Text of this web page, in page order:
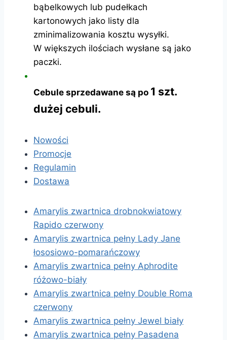
bąbelkowych lub pudełkach
kartonowych jako listy dla
zminimalizowania kosztu wysyłki.
W większych ilościach wysłane są jako
paczki.
Cebule sprzedawane są po 1 szt.
dużej cebuli.
Nowości
Promocje
Regulamin
Dostawa
Amarylis zwartnica drobnokwiatowy
Rapido czerwony
Amarylis zwartnica pełny Lady Jane
łososiowo-pomarańczowy
Amarylis zwartnica pełny Aphrodite
różowo-biały
Amarylis zwartnica pełny Double Roma
czerwony
Amarylis zwartnica pełny Jewel biały
Amarylis zwartnica pełny Pasadena